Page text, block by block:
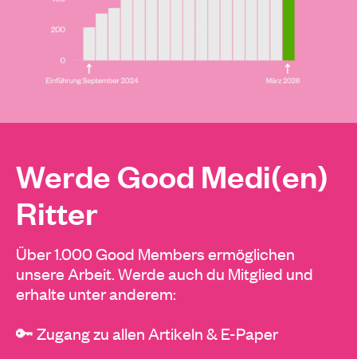
Werde Good Medi(en)
Ritter
Über 1.000 Good Members ermöglichen
unsere Arbeit. Werde auch du Mitglied und
erhalte unter anderem:
🔑 Zugang zu allen Artikeln & E-Paper